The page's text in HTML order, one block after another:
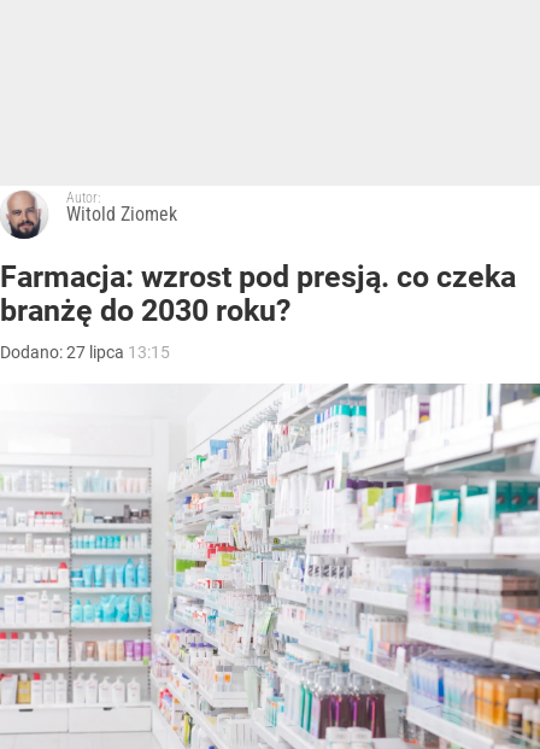
Autor:
Witold Ziomek
Farmacja: wzrost pod presją. co czeka
branżę do 2030 roku?
Dodano:27 lipca 13:15